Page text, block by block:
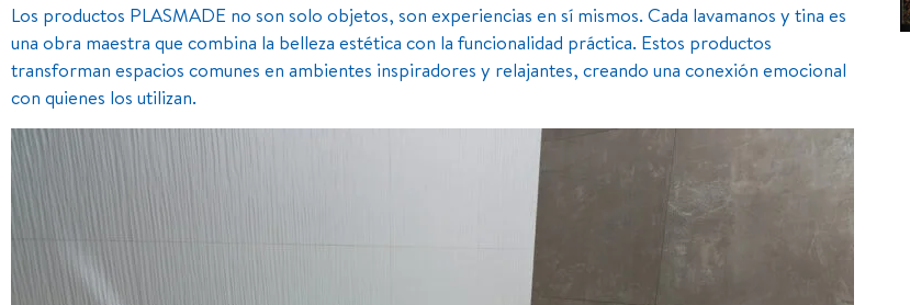
Los productos PLASMADE no son solo objetos, son experiencias en sí mismos. Cada lavamanos y tina es
una obra maestra que combina la belleza estética con la funcionalidad práctica. Estos productos
transforman espacios comunes en ambientes inspiradores y relajantes, creando una conexión emocional
con quienes los utilizan.